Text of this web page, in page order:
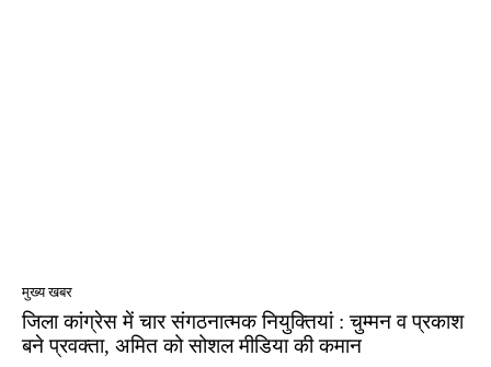
मुख्य खबर
जिला कांग्रेस में चार संगठनात्मक नियुक्तियां : चुम्मन व प्रकाश
बने प्रवक्ता, अमित को सोशल मीडिया की कमान